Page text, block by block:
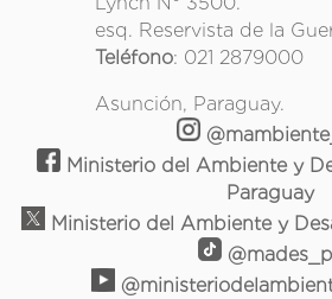
esq. Reservista de la
Teléfono: 021 2879000
Asunción, Paraguay.
Ministerio del Ambiente y
Paraguay
Ministerio del Ambiente y